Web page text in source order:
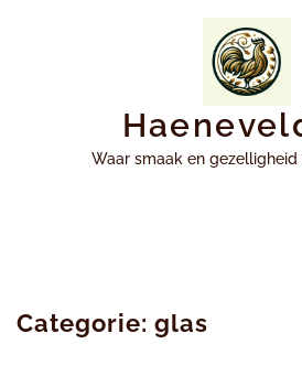
Waar smaak en gezelligheid
Categorie: glas